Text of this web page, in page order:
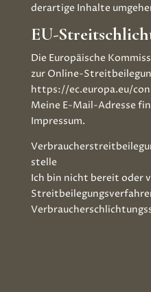
derartige Inhalte
EU-
Die Europäische
zur Online-
https://ec.europa.eu/
Meine E-Mail-Adresse
Impressum.
stelle
Ich bin nicht bereit oder